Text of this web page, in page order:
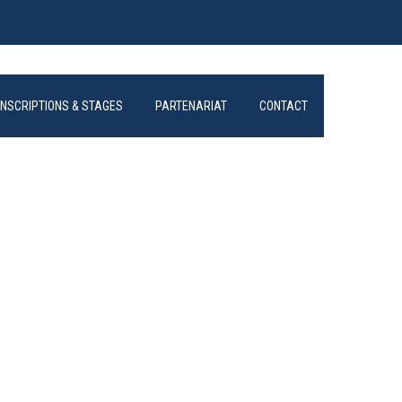
INSCRIPTIONS & STAGES PARTENARIAT CONTACT